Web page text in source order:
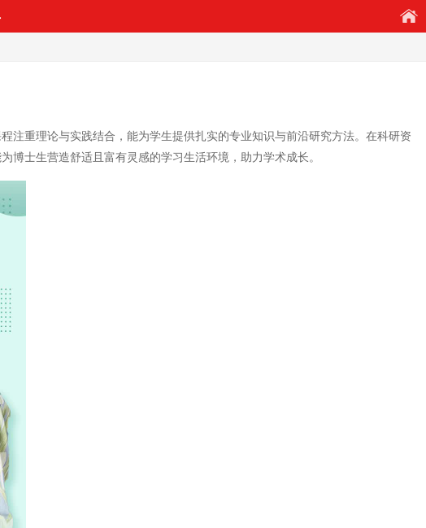
注重理论与实践结合，能为学生提供扎实的专业知识与前沿研究方法。在科研资
士生营造舒适且富有灵感的学习生活环境，助力学术成长。